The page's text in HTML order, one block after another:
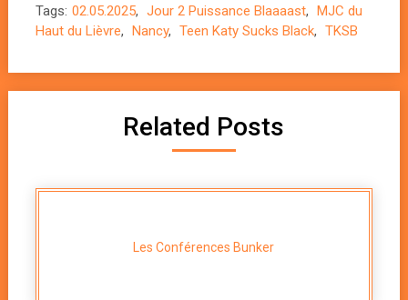
Tags: 02.05.2025, Jour 2 Puissance Blaaaast, MJC du
Haut du Lièvre, Nancy, Teen Katy Sucks Black, TKSB
Related Posts
Les Conférences Bunker